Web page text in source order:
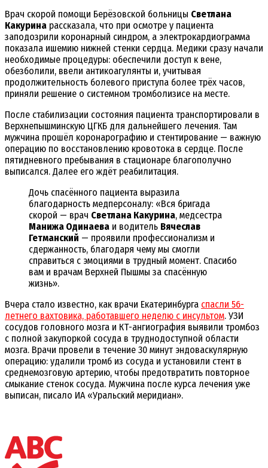
Врач скорой помощи Берёзовской больницы Светлана
Какурина рассказала, что при осмотре у пациента
заподозрили коронарный синдром, а электрокардиограмма
показала ишемию нижней стенки сердца. Медики сразу начали
необходимые процедуры: обеспечили доступ к вене,
обезболили, ввели антикоагулянты и, учитывая
продолжительность болевого приступа более трёх часов,
приняли решение о системном тромболизисе на месте.
После стабилизации состояния пациента транспортировали в
Верхнепышминскую ЦГКБ для дальнейшего лечения. Там
мужчина прошёл коронарографию и стентирование — важную
операцию по восстановлению кровотока в сердце. После
пятидневного пребывания в стационаре благополучно
выписался. Далее его ждёт реабилитация.
Дочь спасённого пациента выразила
благодарность медперсоналу: «Вся бригада
скорой — врач Светлана Какурина, медсестра
Манижа Одинаева и водитель Вячеслав
Гетманский — проявили профессионализм и
сдержанность, благодаря чему мы смогли
справиться с эмоциями в трудный момент. Спасибо
вам и врачам Верхней Пышмы за спасённую
жизнь».
Вчера стало известно, как врачи Екатеринбурга спасли 56-
летнего вахтовика, работавшего неделю с инсультом. УЗИ
сосудов головного мозга и КТ-ангиография выявили тромбоз
с полной закупоркой сосуда в труднодоступной области
мозга. Врачи провели в течение 30 минут эндоваскулярную
операцию: удалили тромб из сосуда и установили стент в
среднемозговую артерию, чтобы предотвратить повторное
смыкание стенок сосуда. Мужчина после курса лечения уже
выписан, писало ИА «Уральский меридиан».